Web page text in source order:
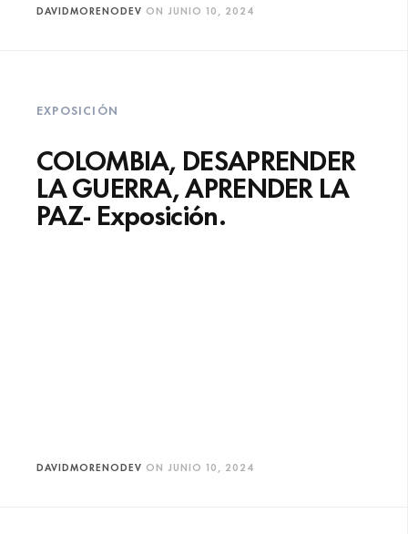
DAVIDMORENODEV ON JUNIO 10, 2024
EXPOSICIÓN
COLOMBIA, DESAPRENDER
LA GUERRA, APRENDER LA
PAZ- Exposición.
DAVIDMORENODEV ON JUNIO 10, 2024